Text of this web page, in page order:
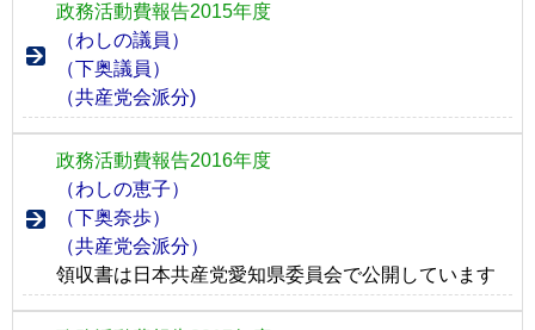
政務活動費報告2015年度
（わしの議員）
（下奥議員）
（共産党会派分)
政務活動費報告2016年度
（わしの恵子）
（下奥奈歩）
（共産党会派分）
領収書は日本共産党愛知県委員会で公開しています